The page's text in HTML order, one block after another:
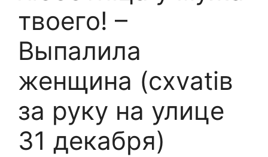
твоего! –
Выпалила
женщина (схvаtiв
за руку на улице
31 декабря)